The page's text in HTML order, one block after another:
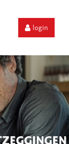
login